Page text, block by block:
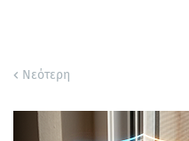
Νεότερη